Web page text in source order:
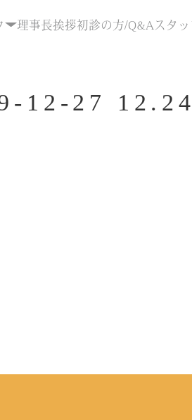
理事長挨拶初診の方/Q&A スタ
12-27